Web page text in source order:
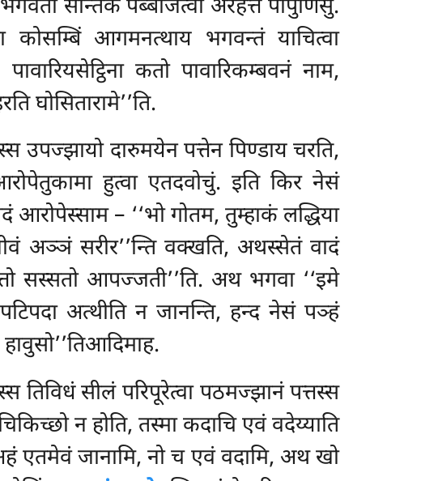
सन्तिके पब्बजित्वा अरहत्तं पापुणिंसु.
कोसम्बिं आगमनत्थाय भगवन्तं याचित्वा
कतो पावारिकम्बवनं नाम,
घोसितारामे’’ति.
उपज्झायो दारुमयेन पत्तेन पिण्डाय चरति,
हुत्वा एतदवोचुं. इति किर नेसं
– ‘‘भो गोतम, तुम्हाकं लद्धिया
अञ्ञं सरीर’’न्ति वक्खति, अथस्सेतं वादं
सस्सतो आपज्जती’’ति. अथ भगवा ‘‘इमे
अत्थीति न जानन्ति, हन्द नेसं पञ्हं
तिविधं सीलं परिपूरेत्वा पठमज्झानंपत्तस्स
न होति, तस्मा कदाचि एवं वदेय्याति
एतमेवं जानामि, नो च एवं वदामि, अथ खो